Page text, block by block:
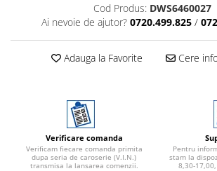
Cod Produs: DWS6460027
Ai nevoie de ajutor? 0720.499.825 /
Adauga la Favorite Cere
Verificare comanda
Verificam fiecare comanda primita
dupa seria de caroserie (V.I.N.)
transmisa la lansarea comenzii.
Pentru
stam la
8,30-